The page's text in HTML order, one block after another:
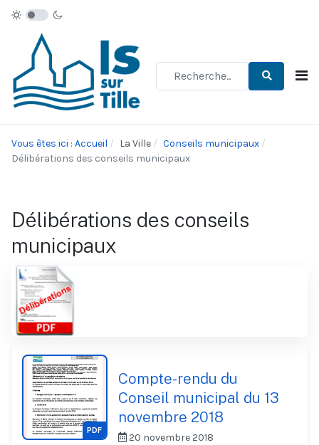
Vous êtes ici : Accueil La Ville
Conseils municipaux
Délibérations des conseils municipaux
Délibérations des conseils
municipaux
PDF
Compte-rendu du
Conseil municipal du 13
novembre 2018
20 novembre 2018